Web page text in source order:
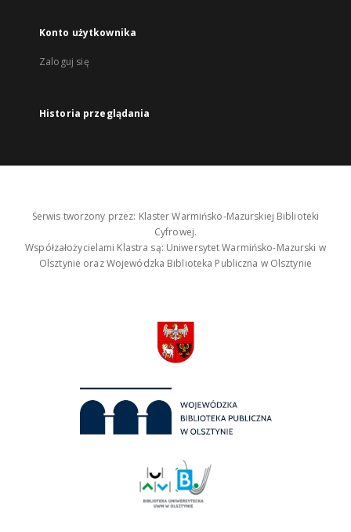
Konto użytkownika
Zaloguj się
Historia przeglądania
Serwis tworzony przez: Klaster Warmińsko-Mazurskiej Biblioteki
Cyfrowej.
Współzałożycielami Klastra są: Uniwersytet Warmińsko-Mazurski w
Olsztynie oraz Wojewódzka Biblioteka Publiczna w Olsztynie